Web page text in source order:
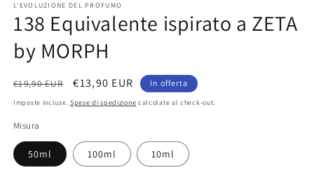
finestra
modale
L'EVOLUZIONE DEL PROFUMO
138 Equivalente ispirato a ZETA
by MORPH
Prezzo
di
€19,90 EUR
Prezzo
scontato
€13,90 EUR In offerta
Imposte incluse. Spese di spedizione calcolate al check-out.
Misura
50ml 100ml 10ml